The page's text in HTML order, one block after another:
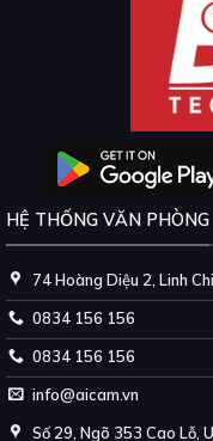
HỆ THỐNG VĂN PHÒNG
74 Hoàng Diệu 2, Linh
0834 156 156
0834 156 156
info@aicam.vn
Số 29, Ngõ 353 Cao Lỗ,